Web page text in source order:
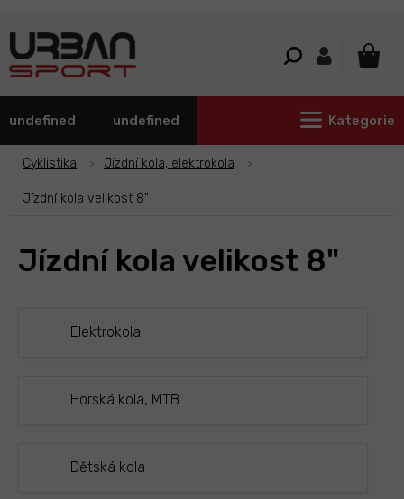
undefined undefined Kategorie
Cyklistika Jízdní kola, elektrokola
Jízdní kola velikost 8"
Jízdní kola velikost 8"
Elektrokola
Horská kola, MTB
Dětská kola